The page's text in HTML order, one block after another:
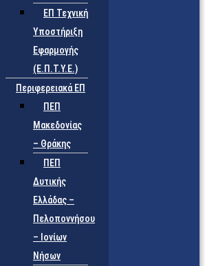
ΕΠ Τεχνική
Υποστήριξη
Εφαρμογής
(Ε.Π.Τ.Υ.Ε.)
Περιφερειακά ΕΠ
ΠΕΠ
Μακεδονίας
– Θράκης
ΠΕΠ
Δυτικής
Ελλάδας –
Πελοποννήσου
– Ιονίων
Νήσων